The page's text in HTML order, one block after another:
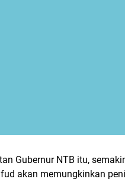
Gubernur NTB itu,
akan memungkinkan